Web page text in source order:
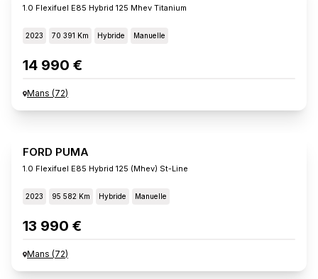
1.0 Flexifuel E85 Hybrid 125 Mhev Titanium
2023 70 391 Km Hybride Manuelle
14 990 €
Mans (72)
FORD PUMA
1.0 Flexifuel E85 Hybrid 125 (mhev) St-Line
2023 95 582 Km Hybride Manuelle
13 990 €
Mans (72)